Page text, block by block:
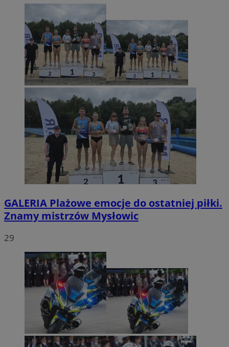
GALERIA Plażowe emocje do ostatniej piłki.
Znamy mistrzów Mysłowic
29